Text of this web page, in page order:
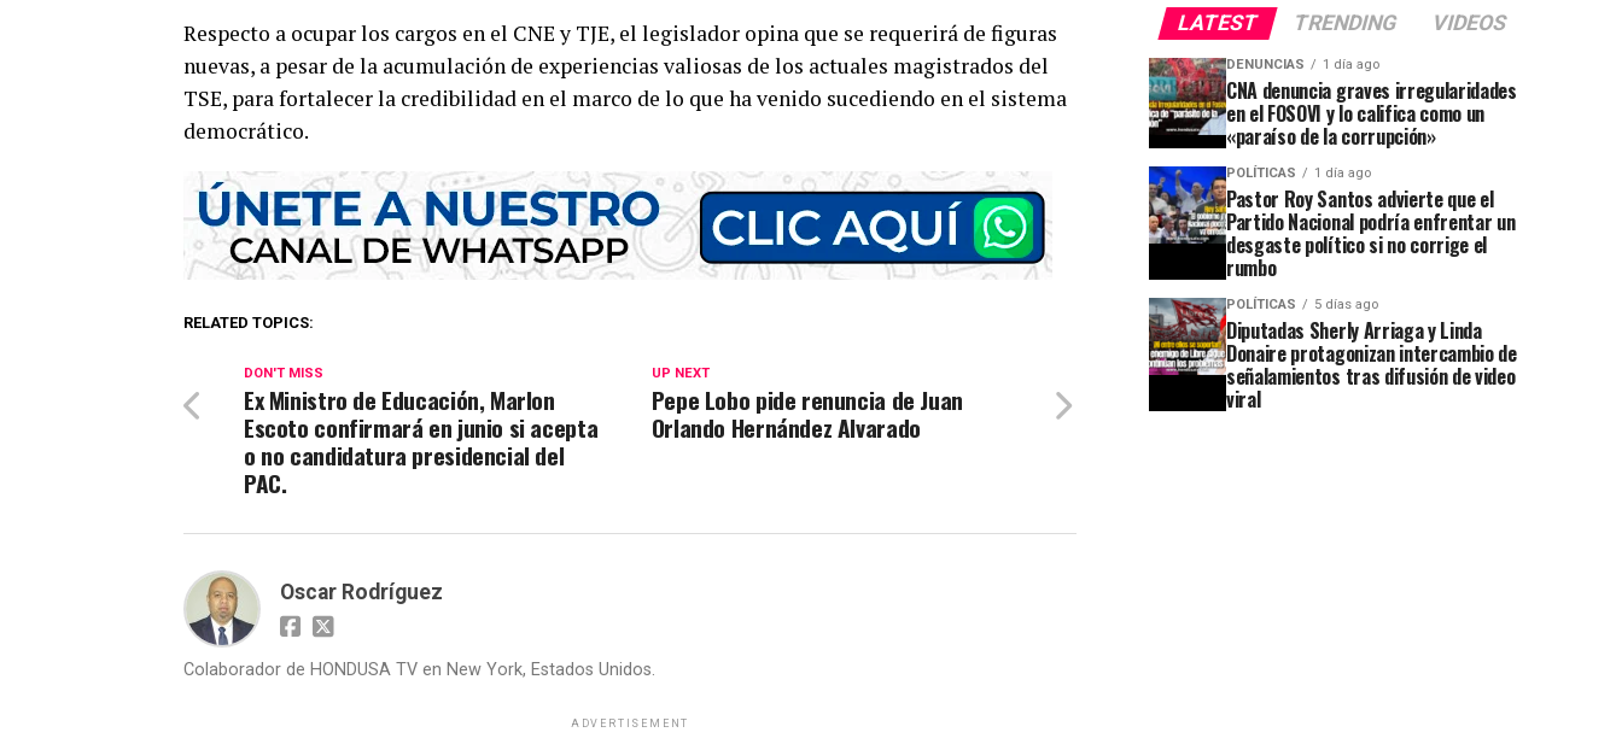
Respecto a ocupar los cargos en el CNE y TJE, el legislador opina que se requerirá de figuras
nuevas, a pesar de la acumulación de experiencias valiosas de los actuales magistrados del
TSE, para fortalecer la credibilidad en el marco de lo que ha venido sucediendo en el sistema
democrático.
RELATED TOPICS:
UP NEXT
Pepe Lobo pide renuncia de Juan
Orlando Hernández Alvarado
DON'T MISS
Ex Ministro de Educación, Marlon
Escoto confirmará en junio si acepta
o no candidatura presidencial del
PAC.
Oscar Rodríguez
Colaborador de HONDUSA TV en New York, Estados Unidos.
ADVERTISEMENT
LATEST TRENDING VIDEOS
DENUNCIAS 1 día ago
CNA denuncia graves irregularidades
en el FOSOVI y lo califica como un
«paraíso de la corrupción»
POLÍTICAS 1 día ago
Pastor Roy Santos advierte que el
Partido Nacional podría enfrentar un
desgaste político si no corrige el
rumbo
POLÍTICAS 5 días ago
Diputadas Sherly Arriaga y Linda
Donaire protagonizan intercambio de
señalamientos tras difusión de video
viral